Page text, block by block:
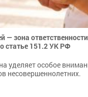
— зона
статье 151.2 УК РФ
уделяет особое
несовершеннолетних.